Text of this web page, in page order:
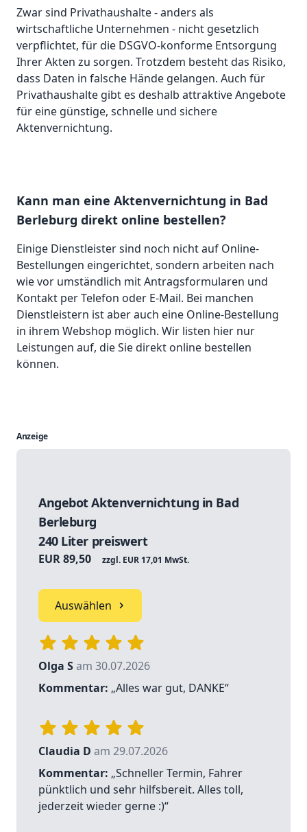
Zwar sind Privathaushalte - anders als
wirtschaftliche Unternehmen - nicht gesetzlich
verpflichtet, für die DSGVO-konforme Entsorgung
Ihrer Akten zu sorgen. Trotzdem besteht das Risiko,
dass Daten in falsche Hände gelangen. Auch für
Privathaushalte gibt es deshalb attraktive Angebote
für eine günstige, schnelle und sichere
Aktenvernichtung.
Kann man eine Aktenvernichtung in Bad
Berleburg direkt online bestellen?
Einige Dienstleister sind noch nicht auf Online-
Bestellungen eingerichtet, sondern arbeiten nach
wie vor umständlich mit Antragsformularen und
Kontakt per Telefon oder E-Mail. Bei manchen
Dienstleistern ist aber auch eine Online-Bestellung
in ihrem Webshop möglich. Wir listen hier nur
Leistungen auf, die Sie direkt online bestellen
können.
Anzeige
Angebot Aktenvernichtung in Bad
Berleburg
240 Liter preiswert
EUR 89,50 zzgl. EUR 17,01 MwSt.
Auswählen
Olga Sam 30.07.2026
Kommentar: „Alles war gut, DANKE“
Claudia D am 29.07.2026
Kommentar: „Schneller Termin, Fahrer
pünktlich und sehr hilfsbereit. Alles toll,
jederzeit wieder gerne :)“